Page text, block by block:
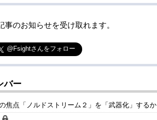
事のお知らせを受け取れます。
@Fsightさんをフォロー
バー
焦点「ノルドストリーム２」を「武器化」するか